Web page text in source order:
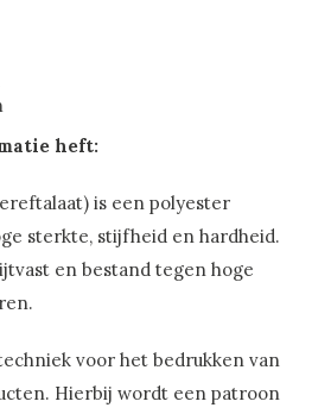
heft:
is een polyester
sterkte, stijfheid en hardheid.
en bestand tegen hoge
voor het bedrukken van
Hierbij wordt een patroon